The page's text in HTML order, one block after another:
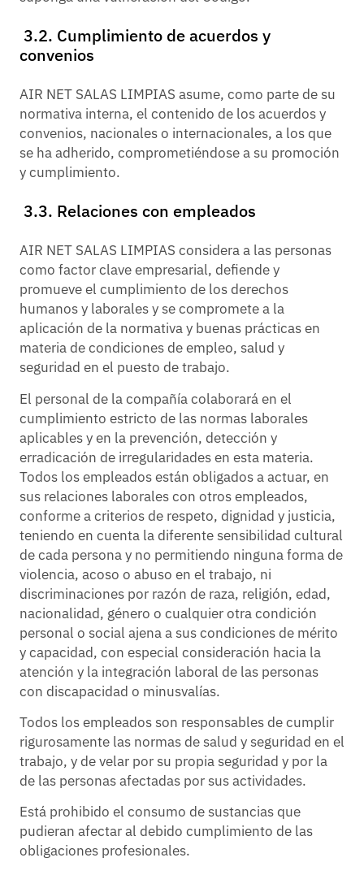
3.2. Cumplimiento de acuerdos y
convenios
AIR NET SALAS LIMPIAS asume, como parte de su
normativa interna, el contenido de los acuerdos y
convenios, nacionales o internacionales, a los que
se ha adherido, comprometiéndose a su promoción
y cumplimiento.
3.3. Relaciones con empleados
AIR NET SALAS LIMPIAS considera a las personas
como factor clave empresarial, defiende y
promueve el cumplimiento de los derechos
humanos y laborales y se compromete a la
aplicación de la normativa y buenas prácticas en
materia de condiciones de empleo, salud y
seguridad en el puesto de trabajo.
El personal de la compañía colaborará en el
cumplimiento estricto de las normas laborales
aplicables y en la prevención, detección y
erradicación de irregularidades en esta materia.
Todos los empleados están obligados a actuar, en
sus relaciones laborales con otros empleados,
conforme a criterios de respeto, dignidad y justicia,
teniendo en cuenta la diferente sensibilidad cultural
de cada persona y no permitiendo ninguna forma de
violencia, acoso o abuso en el trabajo, ni
discriminaciones por razón de raza, religión, edad,
nacionalidad, género o cualquier otra condición
personal o social ajena a sus condiciones de mérito
y capacidad, con especial consideración hacia la
atención y la integración laboral de las personas
con discapacidad o minusvalías.
Todos los empleados son responsables de cumplir
rigurosamente las normas de salud y seguridad en el
trabajo, y de velar por su propia seguridad y por la
de las personas afectadas por sus actividades.
Está prohibido el consumo de sustancias que
pudieran afectar al debido cumplimiento de las
obligaciones profesionales.